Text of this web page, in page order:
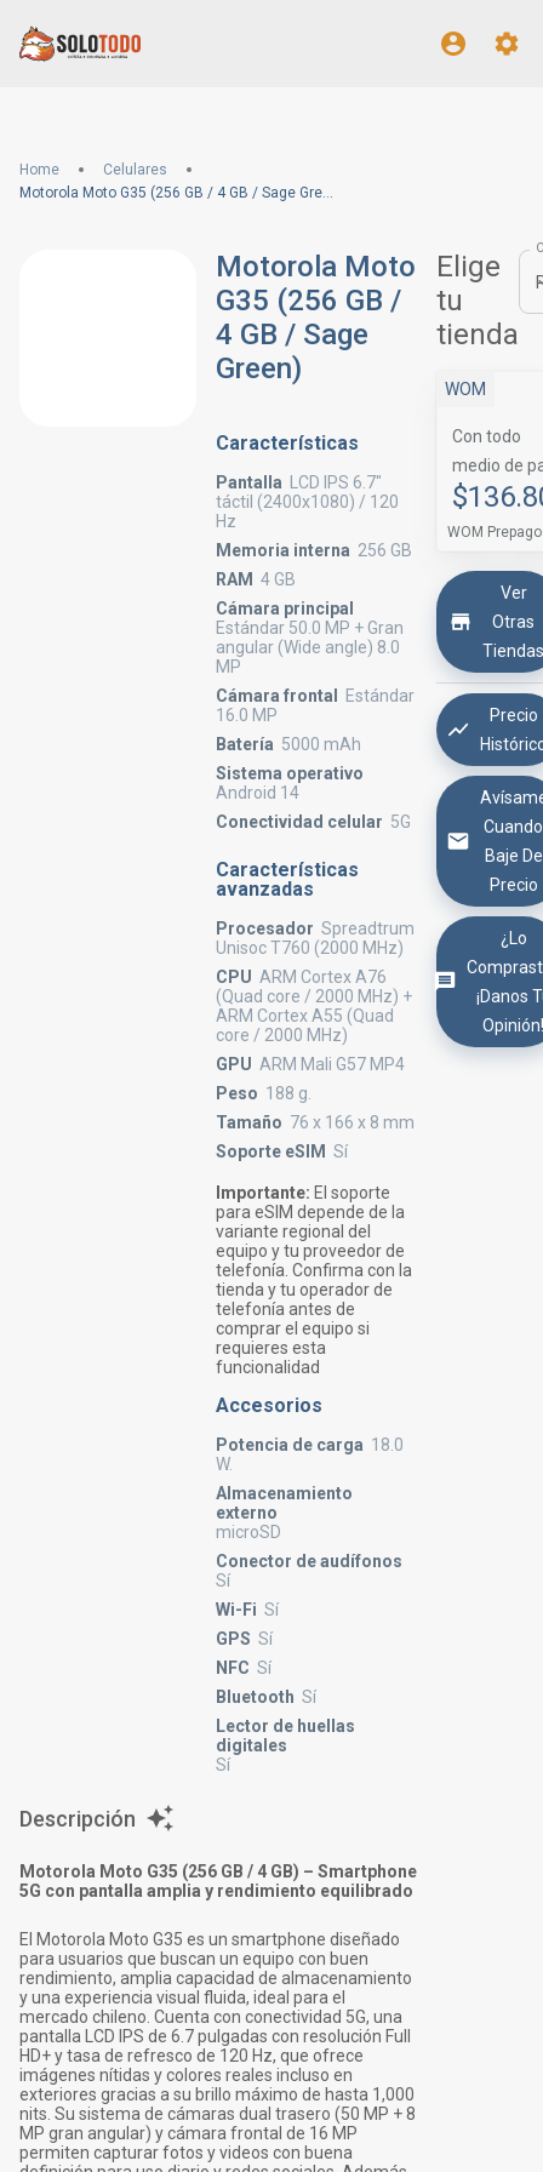
Home
Celulares
Motorola Moto G35 (256 GB / 4 GB / Sage Green)
Motorola Moto
G35 (256 GB /
4 GB / Sage
Green)
Características
Pantalla
LCD IPS 6.7"
táctil (2400x1080) / 120
Hz
Memoria interna 256 GB
RAM 4 GB
Cámara principal
Estándar 50.0 MP + Gran
angular (Wide angle) 8.0
MP
Cámara frontal
Estándar
16.0 MP
Batería 5000 mAh
Sistema operativo
Android 14
Conectividad celular 5G
Características
avanzadas
Procesador Spreadtrum
Unisoc T760 (2000 MHz)
CPU ARM Cortex A76
(Quad core / 2000 MHz) +
ARM Cortex A55 (Quad
core / 2000 MHz)
GPU ARM Mali G57 MP4
Peso 188 g.
Tamaño 76 x 166 x 8 mm
Soporte eSIM Sí
Importante: El soporte
para eSIM depende de la
variante regional del
equipo y tu proveedor de
telefonía. Confirma con la
tienda y tu operador de
telefonía antes de
comprar el equipo si
requieres esta
funcionalidad
Accesorios
Potencia de carga 18.0
W.
Almacenamiento
externo
microSD
Conector de audífonos
Sí
Wi-Fi Sí
GPS Sí
NFC Sí
Bluetooth Sí
Lector de huellas
digitales
Sí
Elige
tu
tienda
WOM
Con todo
medio de
WOM Prepago
Ver
Otras
Precio
Cuando
Baje De
Precio
¿Lo
¡Danos
Descripción
Motorola Moto G35 (256 GB / 4 GB) – Smartphone
5G con pantalla amplia y rendimiento equilibrado
El Motorola Moto G35 es un smartphone diseñado
para usuarios que buscan un equipo con buen
rendimiento, amplia capacidad de almacenamiento
y una experiencia visual fluida, ideal para el
mercado chileno. Cuenta con conectividad 5G, una
pantalla LCD IPS de 6.7 pulgadas con resolución Full
HD+ y tasa de refresco de 120 Hz, que ofrece
imágenes nítidas y colores reales incluso en
exteriores gracias a su brillo máximo de hasta 1,000
nits. Su sistema de cámaras dual trasero (50 MP + 8
MP gran angular) y cámara frontal de 16 MP
permiten capturar fotos y videos con buena